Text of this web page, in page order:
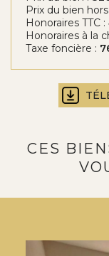
Prix du bien
Honoraires TTC :
Honoraires à la
Taxe foncière :
CES